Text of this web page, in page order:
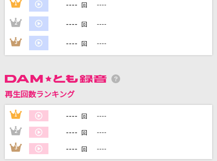
DAMに会員登録・ログインして
家族や友達と一緒に！練習にも！
1 ---- 回 ----
2 ---- 回 ----
3 ---- 回 ----
再生回数ランキング
1 ---- 回 ----
2 ---- 回 ----
3 ---- 回 ----